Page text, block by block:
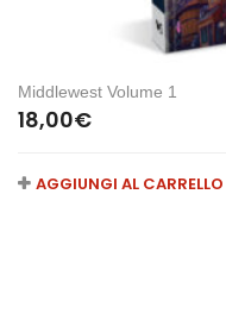
Middlewest Volume 1
18,00€
AGGIUNGI AL CARRELLO